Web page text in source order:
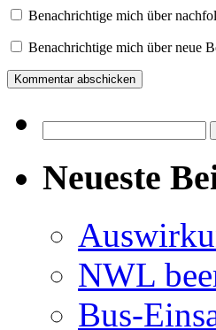
Benachrichtige mich über
Benachrichtige mich über neue
nach:
Neueste
NWL
Bus-